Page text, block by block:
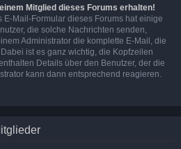
Mitglied dieses Forums erhalten!
E-Mail-Formular dieses Forums hat einige
die solche Nachrichten senden,
Administrator die komplette E-Mail, die
ist es ganz wichtig, die Kopfzeilen
Details über den Benutzer, der die
kann dann entsprechend reagieren.